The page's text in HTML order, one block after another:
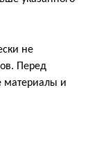
не
Перед
материалы и